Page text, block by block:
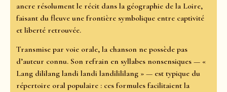
ancre résolument le récit dans la géographie de la Loire,
faisant du fleuve une frontière symbolique entre captivité
et liberté retrouvée.
Transmise par voie orale, la chanson ne possède pas
d’auteur connu. Son refrain en syllabes nonsensiques — «
Lang dililang landi landi landilililang » — est typique du
répertoire oral populaire : ces formules facilitaient la